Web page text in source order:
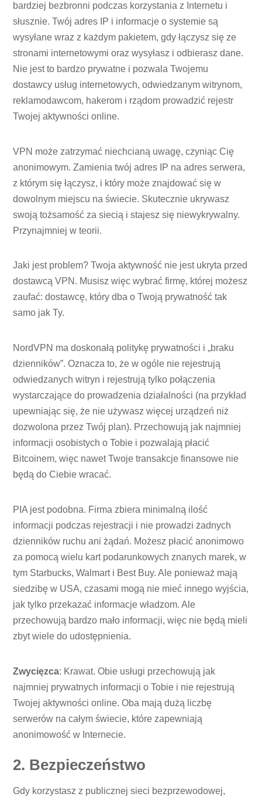
bardziej bezbronni podczas korzystania z Internetu i
słusznie. Twój adres IP i informacje o systemie są
wysyłane wraz z każdym pakietem, gdy łączysz się ze
stronami internetowymi oraz wysyłasz i odbierasz dane.
Nie jest to bardzo prywatne i pozwala Twojemu
dostawcy usług internetowych, odwiedzanym witrynom,
reklamodawcom, hakerom i rządom prowadzić rejestr
Twojej aktywności online.
VPN może zatrzymać niechcianą uwagę, czyniąc Cię
anonimowym. Zamienia twój adres IP na adres serwera,
z którym się łączysz, i który może znajdować się w
dowolnym miejscu na świecie. Skutecznie ukrywasz
swoją tożsamość za siecią i stajesz się niewykrywalny.
Przynajmniej w teorii.
Jaki jest problem? Twoja aktywność nie jest ukryta przed
dostawcą VPN. Musisz więc wybrać firmę, której możesz
zaufać: dostawcę, który dba o Twoją prywatność tak
samo jak Ty.
NordVPN ma doskonałą politykę prywatności i „braku
dzienników”. Oznacza to, że w ogóle nie rejestrują
odwiedzanych witryn i rejestrują tylko połączenia
wystarczające do prowadzenia działalności (na przykład
upewniając się, że nie używasz więcej urządzeń niż
dozwolona przez Twój plan). Przechowują jak najmniej
informacji osobistych o Tobie i pozwalają płacić
Bitcoinem, więc nawet Twoje transakcje finansowe nie
będą do Ciebie wracać.
PIA jest podobna. Firma zbiera minimalną ilość
informacji podczas rejestracji i nie prowadzi żadnych
dzienników ruchu ani żądań. Możesz płacić anonimowo
za pomocą wielu kart podarunkowych znanych marek, w
tym Starbucks, Walmart i Best Buy. Ale ponieważ mają
siedzibę w USA, czasami mogą nie mieć innego wyjścia,
jak tylko przekazać informacje władzom. Ale
przechowują bardzo mało informacji, więc nie będą mieli
zbyt wiele do udostępnienia.
Zwycięzca: Krawat. Obie usługi przechowują jak
najmniej prywatnych informacji o Tobie i nie rejestrują
Twojej aktywności online. Oba mają dużą liczbę
serwerów na całym świecie, które zapewniają
anonimowość w Internecie.
2. Bezpieczeństwo
Gdy korzystasz z publicznej sieci bezprzewodowej,